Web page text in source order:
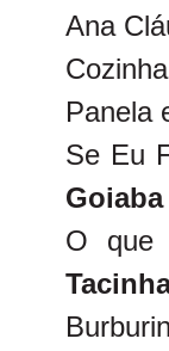
Ana
Panela
Se Eu
Goiaba
O que